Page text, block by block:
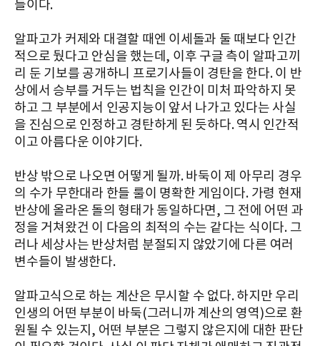
들이다.
알파고가 커제와 대결할 때엔 이세돌과 둘 때보다 인간
적으로 뒀다고 안심을 했는데, 이후 구글 측이 알파고끼
리 둔 기보를 공개하니 프로기사들이 경탄을 한다. 이 반
상에서 승부를 거두는 법칙을 인간이 미처 파악하지 못
하고 그 부분에서 인공지능이 앞서 나가고 있다는 사실
을 진심으로 인정하고 경탄하게 된 듯하다. 역시 인간적
이고 아름다운 이야기다.
반상 밖으로 나오면 어떻게 될까. 바둑이 제 아무리 경우
의 수가 무한대라 한들 룰이 명확한 게임이다. 가령 현재
반상에 올라온 돌의 형태가 동일하다면, 그 전에 어떤 과
정을 거쳐왔건 이 다음의 최적의 수는 같다는 식이다. 그
러나 세상사는 반상처럼 분절되지 않았기에 다른 여러
변수들이 발생한다.
알파고식으로 하는 계산은 무시할 수 없다. 하지만 우리
인생의 어떤 부분이 바둑(그러니까 계산의 영역)으로 환
원될 수 있는지, 어떤 부분은 그렇지 않은지에 대한 판단